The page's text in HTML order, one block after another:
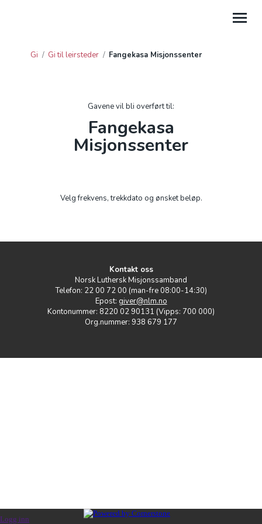
FORDELTE GIVERAVTALER
GI TIL LEIRSTEDER
Gi / Gi til leirsteder / Fangekasa Misjonssenter
Gavene vil bli overført til:
Fangekasa
Misjonssenter
Velg frekvens, trekkdato og ønsket beløp.
Kontakt oss
Norsk Luthersk Misjonssamband
Telefon: 22 00 72 00 (man-fre 08:00-14:30)
Epost: giver@nlm.no
Kontonummer: 8220 02 90131 (Vipps: 700 000)
Org.nummer: 938 679 177
Logg inn